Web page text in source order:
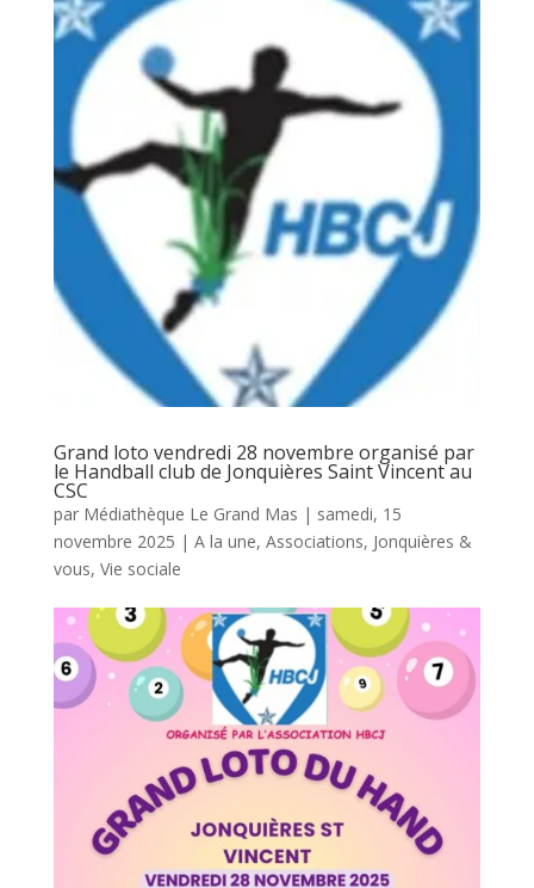
Grand loto vendredi 28 novembre organisé par
le Handball club de Jonquières Saint Vincent au
CSC
par Médiathèque Le Grand Mas | samedi, 15
novembre 2025 | A la une, Associations, Jonquières &
vous, Vie sociale